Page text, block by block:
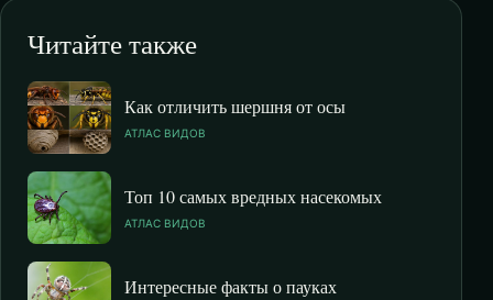
Читайте также
Как отличить шершня от осы
АТЛАС ВИДОВ
Топ 10 самых вредных насекомых
АТЛАС ВИДОВ
Интересные факты о пауках